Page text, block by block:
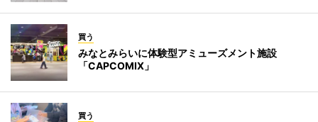
買う
みなとみらいに体験型アミューズメント施設
「CAPCOMIX」
買う